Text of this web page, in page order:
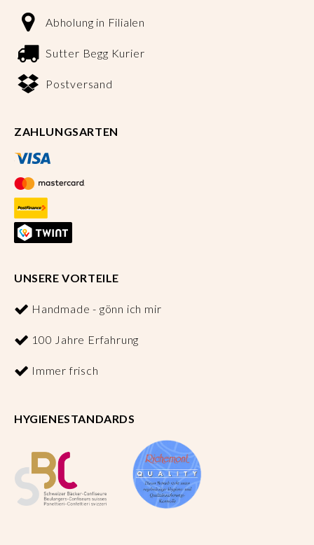
Abholung in Filialen
Sutter Begg Kurier
Postversand
ZAHLUNGSARTEN
UNSERE VORTEILE
Handmade - gönn ich mir
100 Jahre Erfahrung
Immer frisch
HYGIENESTANDARDS